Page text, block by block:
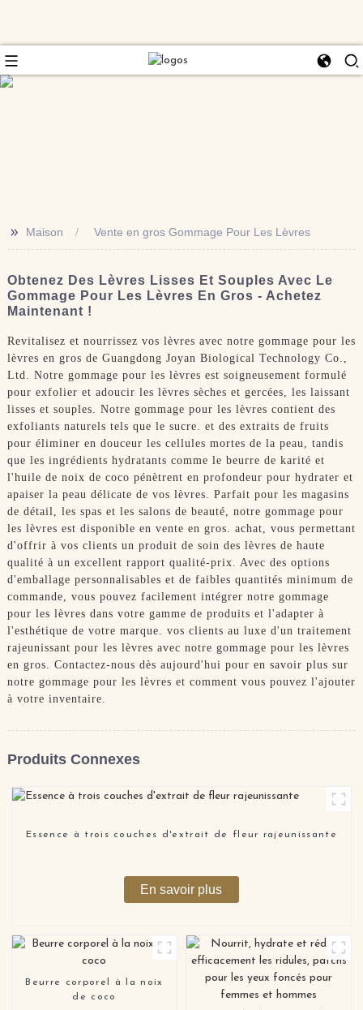
>> Maison Vente en gros Gommage Pour Les Lèvres
Obtenez Des Lèvres Lisses Et Souples Avec Le
Gommage Pour Les Lèvres En Gros - Achetez
Maintenant !
Revitalisez et nourrissez vos lèvres avec notre gommage pour les
lèvres en gros de Guangdong Joyan Biological Technology Co.,
Ltd. Notre gommage pour les lèvres est soigneusement formulé
pour exfolier et adoucir les lèvres sèches et gercées, les laissant
lisses et souples. Notre gommage pour les lèvres contient des
exfoliants naturels tels que le sucre. et des extraits de fruits
pour éliminer en douceur les cellules mortes de la peau, tandis
que les ingrédients hydratants comme le beurre de karité et
l'huile de noix de coco pénètrent en profondeur pour hydrater et
apaiser la peau délicate de vos lèvres. Parfait pour les magasins
de détail, les spas et les salons de beauté, notre gommage pour
les lèvres est disponible en vente en gros. achat, vous permettant
d'offrir à vos clients un produit de soin des lèvres de haute
qualité à un excellent rapport qualité-prix. Avec des options
d'emballage personnalisables et de faibles quantités minimum de
commande, vous pouvez facilement intégrer notre gommage
pour les lèvres dans votre gamme de produits et l'adapter à
l'esthétique de votre marque. vos clients au luxe d'un traitement
rajeunissant pour les lèvres avec notre gommage pour les lèvres
en gros. Contactez-nous dès aujourd'hui pour en savoir plus sur
notre gommage pour les lèvres et comment vous pouvez l'ajouter
à votre inventaire.
Produits Connexes
Essence à trois couches d'extrait de fleur rajeunissante
En savoir plus
Beurre corporel à la noix
de coco